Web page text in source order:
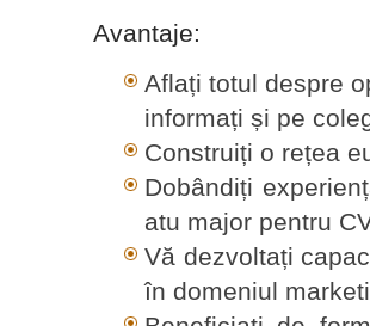
Avantaje:
Aflați totul despre
informați și pe
Construiți o rețea
Dobândiți
atu major pentru
Vă dezvoltați
în domeniul